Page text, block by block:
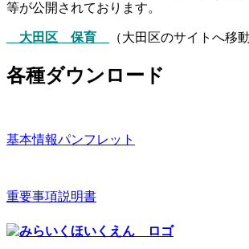
等が公開されております。
大田区 保育 （大田区のサイトへ移
各種ダウンロード
基本情報パンフレット
重要事項説明書